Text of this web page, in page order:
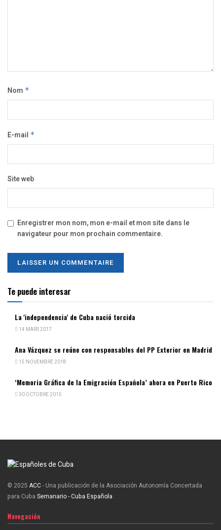
Nom *
E-mail *
Site web
Enregistrer mon nom, mon e-mail et mon site dans le
navigateur pour mon prochain commentaire.
Te puede interesar
La 'independencia' de Cuba nació torcida
14 MARS 2017
Ana Vázquez se reúne con responsables del PP Exterior en Madrid
15 NOVEMBRE 2018
‘Memoria Gráfica de la Emigración Española’ ahora en Puerto Rico
30 OCTOBRE 2015
© 2025 ACC- Una publicación de la Asociación Autonomía Concertada
para Cuba Semanario - Cuba Española .
Navegación